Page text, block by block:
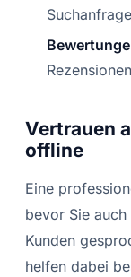
Vertrauen
offline
Eine
bevor Sie
Kunden
helfen dabei